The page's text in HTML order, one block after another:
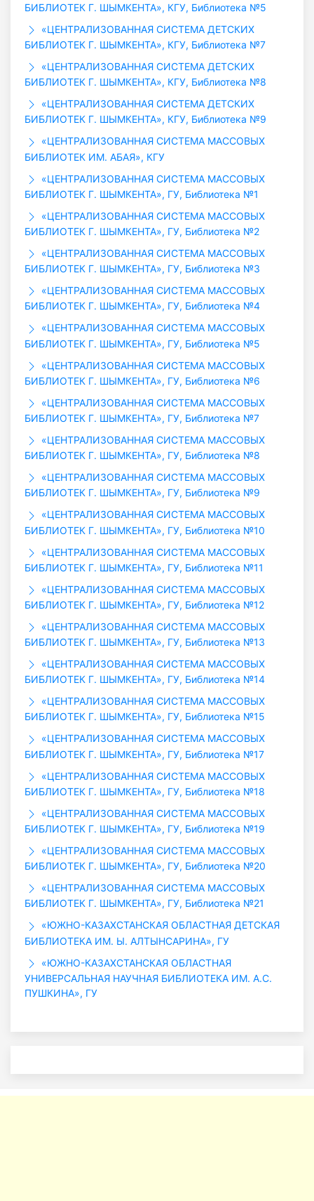
БИБЛИОТЕК Г. ШЫМКЕНТА», КГУ, Библиотека №5
«ЦЕНТРАЛИЗОВАННАЯ СИСТЕМА ДЕТСКИХ
БИБЛИОТЕК Г. ШЫМКЕНТА», КГУ, Библиотека №7
«ЦЕНТРАЛИЗОВАННАЯ СИСТЕМА ДЕТСКИХ
БИБЛИОТЕК Г. ШЫМКЕНТА», КГУ, Библиотека №8
«ЦЕНТРАЛИЗОВАННАЯ СИСТЕМА ДЕТСКИХ
БИБЛИОТЕК Г. ШЫМКЕНТА», КГУ, Библиотека №9
«ЦЕНТРАЛИЗОВАННАЯ СИСТЕМА МАССОВЫХ
БИБЛИОТЕК ИМ. АБАЯ», КГУ
«ЦЕНТРАЛИЗОВАННАЯ СИСТЕМА МАССОВЫХ
БИБЛИОТЕК Г. ШЫМКЕНТА», ГУ, Библиотека №1
«ЦЕНТРАЛИЗОВАННАЯ СИСТЕМА МАССОВЫХ
БИБЛИОТЕК Г. ШЫМКЕНТА», ГУ, Библиотека №2
«ЦЕНТРАЛИЗОВАННАЯ СИСТЕМА МАССОВЫХ
БИБЛИОТЕК Г. ШЫМКЕНТА», ГУ, Библиотека №3
«ЦЕНТРАЛИЗОВАННАЯ СИСТЕМА МАССОВЫХ
БИБЛИОТЕК Г. ШЫМКЕНТА», ГУ, Библиотека №4
«ЦЕНТРАЛИЗОВАННАЯ СИСТЕМА МАССОВЫХ
БИБЛИОТЕК Г. ШЫМКЕНТА», ГУ, Библиотека №5
«ЦЕНТРАЛИЗОВАННАЯ СИСТЕМА МАССОВЫХ
БИБЛИОТЕК Г. ШЫМКЕНТА», ГУ, Библиотека №6
«ЦЕНТРАЛИЗОВАННАЯ СИСТЕМА МАССОВЫХ
БИБЛИОТЕК Г. ШЫМКЕНТА», ГУ, Библиотека №7
«ЦЕНТРАЛИЗОВАННАЯ СИСТЕМА МАССОВЫХ
БИБЛИОТЕК Г. ШЫМКЕНТА», ГУ, Библиотека №8
«ЦЕНТРАЛИЗОВАННАЯ СИСТЕМА МАССОВЫХ
БИБЛИОТЕК Г. ШЫМКЕНТА», ГУ, Библиотека №9
«ЦЕНТРАЛИЗОВАННАЯ СИСТЕМА МАССОВЫХ
БИБЛИОТЕК Г. ШЫМКЕНТА», ГУ, Библиотека №10
«ЦЕНТРАЛИЗОВАННАЯ СИСТЕМА МАССОВЫХ
БИБЛИОТЕК Г. ШЫМКЕНТА», ГУ, Библиотека №11
«ЦЕНТРАЛИЗОВАННАЯ СИСТЕМА МАССОВЫХ
БИБЛИОТЕК Г. ШЫМКЕНТА», ГУ, Библиотека №12
«ЦЕНТРАЛИЗОВАННАЯ СИСТЕМА МАССОВЫХ
БИБЛИОТЕК Г. ШЫМКЕНТА», ГУ, Библиотека №13
«ЦЕНТРАЛИЗОВАННАЯ СИСТЕМА МАССОВЫХ
БИБЛИОТЕК Г. ШЫМКЕНТА», ГУ, Библиотека №14
«ЦЕНТРАЛИЗОВАННАЯ СИСТЕМА МАССОВЫХ
БИБЛИОТЕК Г. ШЫМКЕНТА», ГУ, Библиотека №15
«ЦЕНТРАЛИЗОВАННАЯ СИСТЕМА МАССОВЫХ
БИБЛИОТЕК Г. ШЫМКЕНТА», ГУ, Библиотека №17
«ЦЕНТРАЛИЗОВАННАЯ СИСТЕМА МАССОВЫХ
БИБЛИОТЕК Г. ШЫМКЕНТА», ГУ, Библиотека №18
«ЦЕНТРАЛИЗОВАННАЯ СИСТЕМА МАССОВЫХ
БИБЛИОТЕК Г. ШЫМКЕНТА», ГУ, Библиотека №19
«ЦЕНТРАЛИЗОВАННАЯ СИСТЕМА МАССОВЫХ
БИБЛИОТЕК Г. ШЫМКЕНТА», ГУ, Библиотека №20
«ЦЕНТРАЛИЗОВАННАЯ СИСТЕМА МАССОВЫХ
БИБЛИОТЕК Г. ШЫМКЕНТА», ГУ, Библиотека №21
«ЮЖНО-КАЗАХСТАНСКАЯ ОБЛАСТНАЯ ДЕТСКАЯ
БИБЛИОТЕКА ИМ. Ы. АЛТЫНСАРИНА», ГУ
«ЮЖНО-КАЗАХСТАНСКАЯ ОБЛАСТНАЯ
УНИВЕРСАЛЬНАЯ НАУЧНАЯ БИБЛИОТЕКА ИМ. А.С.
ПУШКИНА», ГУ